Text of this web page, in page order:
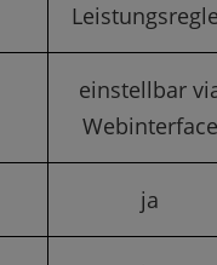
einstellbar
Webinterface
ja